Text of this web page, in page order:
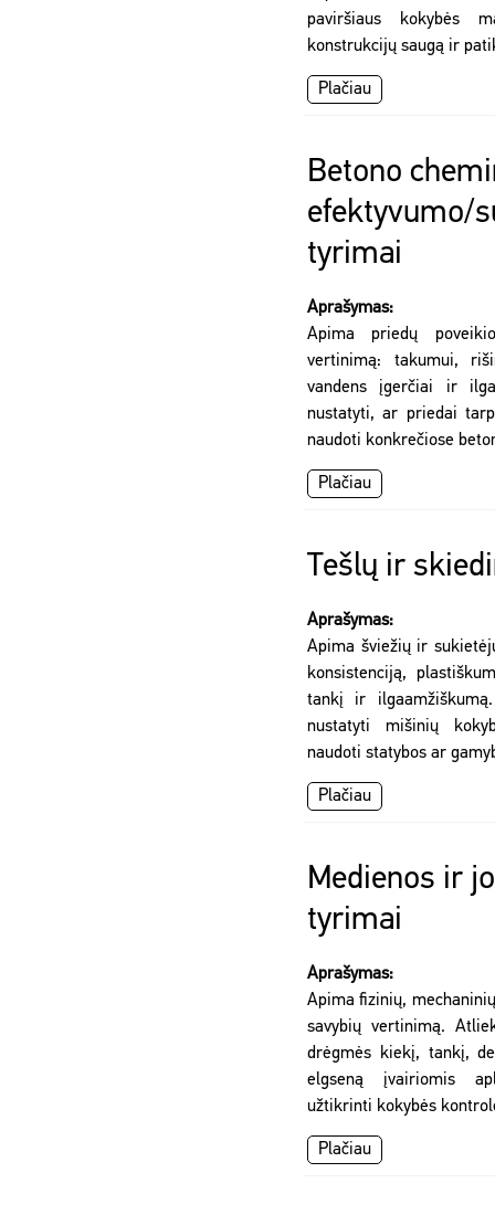
paviršiaus kokybės
konstrukcijų saugą ir
Plačiau
Betono
efektyvumo/
tyrimai
Aprašymas:
Apima priedų
vertinimą: takumui,
vandens įgerčiai ir
nustatyti, ar priedai
naudoti konkrečiose
Plačiau
Tešlų ir
Aprašymas:
Apima šviežių ir
konsistenciją,
tankį ir
nustatyti mišinių
naudoti statybos ar
Plačiau
Medienos ir
tyrimai
Aprašymas:
Apima fizinių,
savybių vertinimą.
drėgmės kiekį, tankį,
elgseną įvairiomis
užtikrinti kokybės
Plačiau